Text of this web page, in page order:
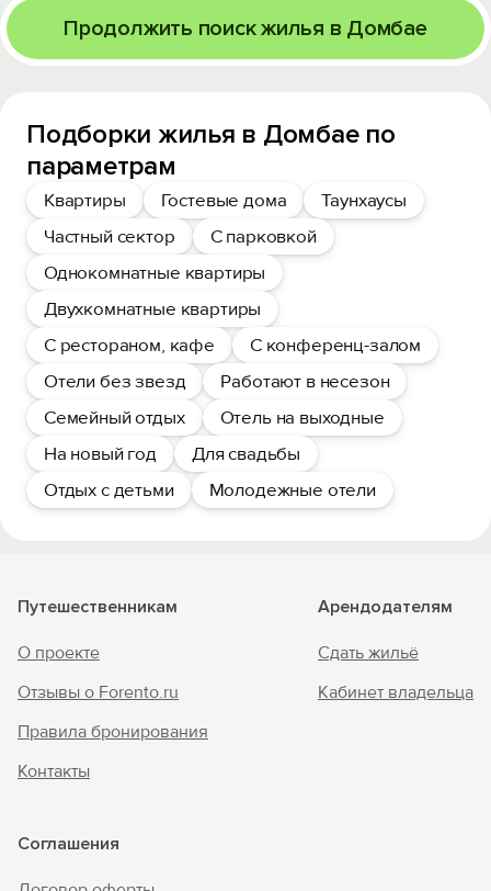
Продолжить поиск жилья в Домбае
Подборки жилья в Домбае по
параметрам
Квартиры Гостевые дома
Таунхаусы
Частный сектор
С парковкой
Однокомнатные квартиры
Двухкомнатные квартиры
С рестораном, кафе
С конференц-залом
Отели без звезд
Работают в несезон
Семейный отдых
Отель на выходные
На новый год
Для свадьбы
Отдых с детьми
Молодежные отели
Путешественникам
О проекте
Отзывы о Forento.ru
Правила бронирования
Контакты
Арендодателям
Сдать жильё
Кабинет владельца
Соглашения